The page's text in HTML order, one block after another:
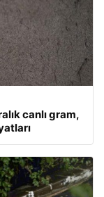
canlı gram,